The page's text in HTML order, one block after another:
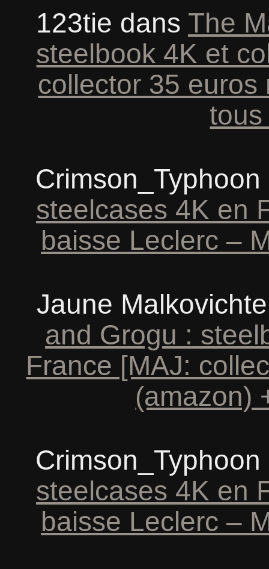
123tie dans The
steelbook 4K et
collector 35
Crimson_Typhoon
steelcases 4K en
baisse Leclerc –
Jaune Malkovichte
and Grogu :
France [MAJ:
(amazon)
Crimson_Typhoon
steelcases 4K en
baisse Leclerc –